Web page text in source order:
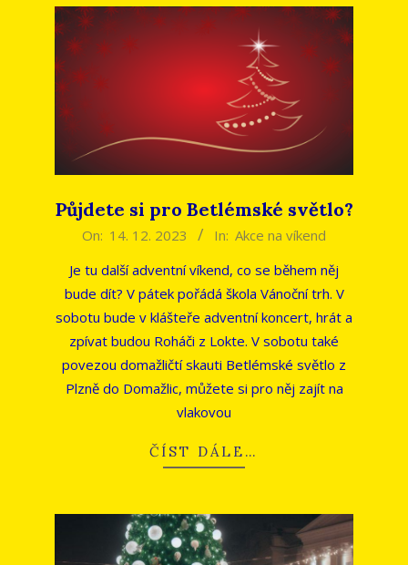
Půjdete si pro Betlémské světlo?
2023-
14
On: 14. 12. 2023 In: Akce na víkend
Je tu další adventní víkend, co se během něj
bude dít? V pátek pořádá škola Vánoční trh. V
sobotu bude v klášteře adventní koncert, hrát a
zpívat budou Roháči z Lokte. V sobotu také
povezou domažličtí skauti Betlémské světlo z
Plzně do Domažlic, můžete si pro něj zajít na
vlakovou
ČÍST DÁLE…